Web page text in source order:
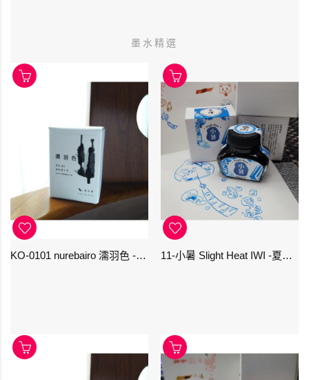
墨水精選
KO-0101 nurebairo 濡羽色 -日本名牌京の音樽裝鋼筆墨水40ml 4573356130012 11-小暑 Slight Heat IWI -夏季-24節氣色澤鋼筆墨水